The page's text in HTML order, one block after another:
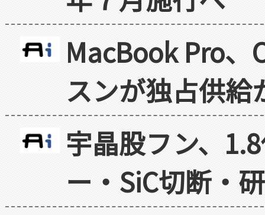
MacBook Pro
スンが独占供給
宇晶股フン、
ー・SiC切断・